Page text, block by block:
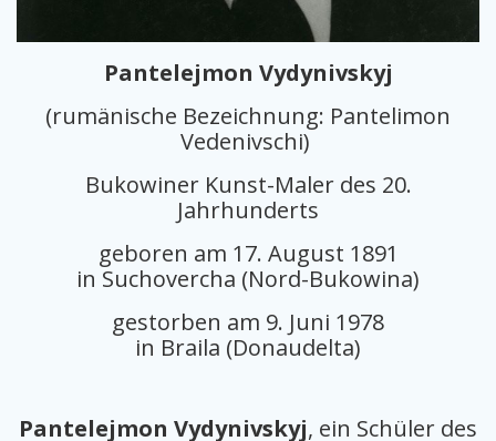
Pantelejmon Vydynivskyj
(rumänische Bezeichnung: Pantelimon
Vedenivschi)
Bukowiner Kunst-Maler des 20.
Jahrhunderts
geboren am 17. August 1891
in Suchovercha (Nord-Bukowina)
gestorben am 9. Juni 1978
in Braila (Donaudelta)
Pantelejmon Vydynivskyj, ein Schüler des